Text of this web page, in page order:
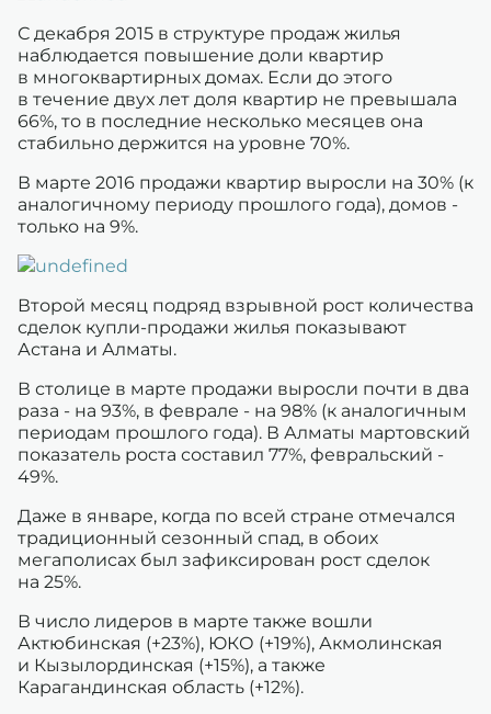
С декабря 2015 в структуре продаж жилья
наблюдается повышение доли квартир
в многоквартирных домах. Если до этого
в течение двух лет доля квартир не превышала
66%, то в последние несколько месяцев она
стабильно держится на уровне 70%.
В марте 2016 продажи квартир выросли на 30% (к
аналогичному периоду прошлого года), домов -
только на 9%.
Второй месяц подряд взрывной рост количества
сделок купли-продажи жилья показывают
Астана и Алматы.
В столице в марте продажи выросли почти в два
раза - на 93%, в феврале - на 98% (к аналогичным
периодам прошлого года). В Алматы мартовский
показатель роста составил 77%, февральский -
49%.
Даже в январе, когда по всей стране отмечался
традиционный сезонный спад, в обоих
мегаполисах был зафиксирован рост сделок
на 25%.
В число лидеров в марте также вошли
Актюбинская (+23%), ЮКО (+19%), Акмолинская
и Кызылординская (+15%), а также
Карагандинская область (+12%).